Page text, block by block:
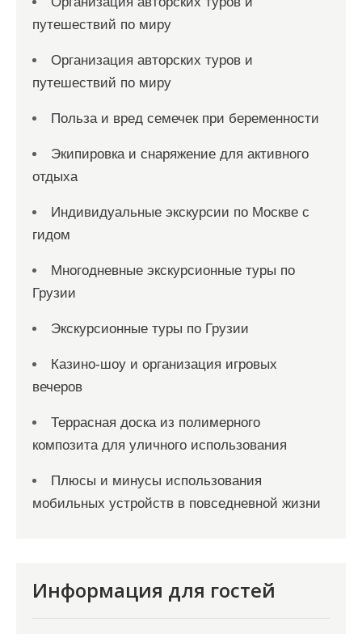
путешествий по миру
Организация авторских туров и
путешествий по миру
Польза и вред семечек при беременности
Экипировка и снаряжение для активного
отдыха
Индивидуальные экскурсии по Москве с
гидом
Многодневные экскурсионные туры по
Грузии
Экскурсионные туры по Грузии
Казино-шоу и организация игровых
вечеров
Террасная доска из полимерного
композита для уличного использования
Плюсы и минусы использования
мобильных устройств в повседневной жизни
Информация для гостей